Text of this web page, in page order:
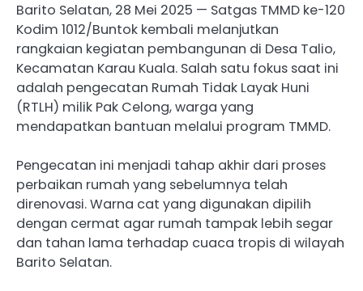
Barito Selatan, 28 Mei 2025 — Satgas TMMD ke-120
Kodim 1012/Buntok kembali melanjutkan
rangkaian kegiatan pembangunan di Desa Talio,
Kecamatan Karau Kuala. Salah satu fokus saat ini
adalah pengecatan Rumah Tidak Layak Huni
(RTLH) milik Pak Celong, warga yang
mendapatkan bantuan melalui program TMMD.
Pengecatan ini menjadi tahap akhir dari proses
perbaikan rumah yang sebelumnya telah
direnovasi. Warna cat yang digunakan dipilih
dengan cermat agar rumah tampak lebih segar
dan tahan lama terhadap cuaca tropis di wilayah
Barito Selatan.